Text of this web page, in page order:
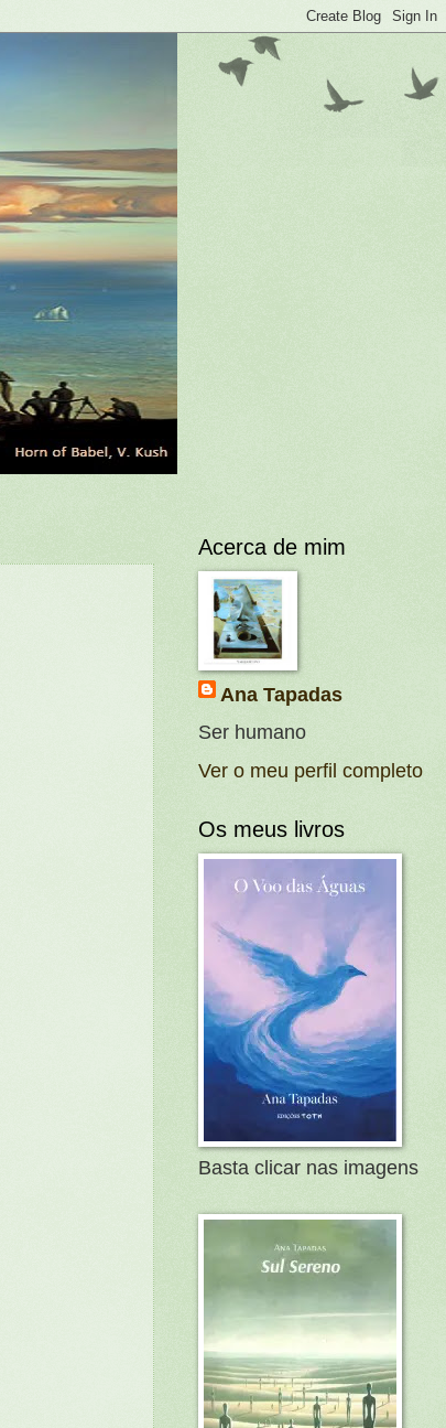
Acerca de mim
Ana Tapadas
Ser humano
Ver o meu perfil completo
Os meus livros
Basta clicar nas imagens